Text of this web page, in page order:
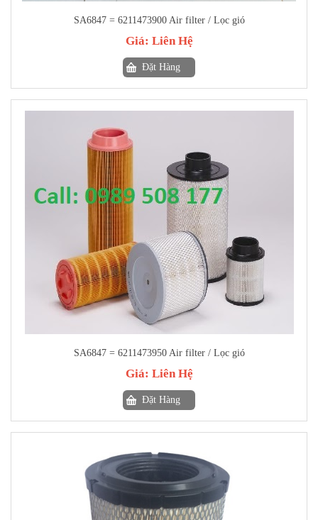
SA6847 = 6211473900 Air filter / Lọc gió
Giá: Liên Hệ
Đặt Hàng
SA6847 = 6211473950 Air filter / Lọc gió
Giá: Liên Hệ
Đặt Hàng